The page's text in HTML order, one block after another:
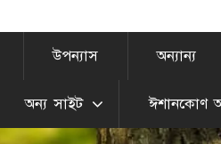
উপন্যাস অন্যান্য
অন্য সাইট ঈশানকোণ